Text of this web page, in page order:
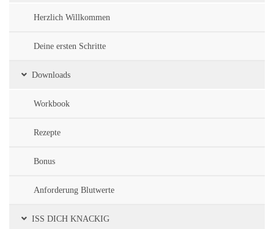
Herzlich Willkommen
Deine ersten Schritte
Downloads
Workbook
Rezepte
Bonus
Anforderung Blutwerte
ISS DICH KNACKIG